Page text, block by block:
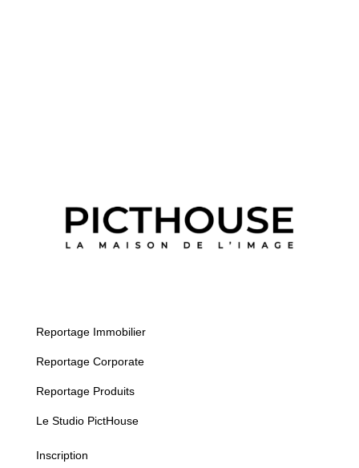
Reportage Immobilier
Reportage Corporate
Reportage Produits
Le Studio PictHouse
Inscription